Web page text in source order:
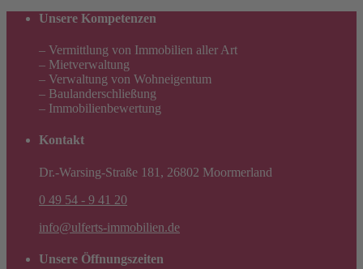
Unsere Kompetenzen
– Vermittlung von Immobilien aller Art
– Mietverwaltung
– Verwaltung von Wohneigentum
– Baulanderschließung
– Immobilienbewertung
Kontakt
Dr.-Warsing-Straße 181, 26802 Moormerland
0 49 54 - 9 41 20
info@ulferts-immobilien.de
Unsere Öffnungszeiten